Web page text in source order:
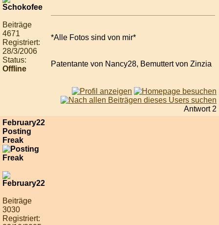
Beiträge
4671
Registriert:
28/3/2006
Status:
Offline
*Alle Fotos sind von mir*
Patentante von Nancy28, Bemuttert von Zinzia
Antwort 2
February22
Posting
Freak
Beiträge
3030
Registriert: